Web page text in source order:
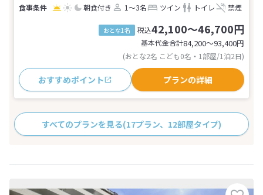
朝食付き 1～3名 ツイン トイレ 禁煙
おとな1名 税込42,100～46,700円
基本代金合計84,200〜93,400円
(おとな2名 こども0名・1部屋/1泊2日)
おすすめポイント プランの詳細
すべてのプランを見る(17プラン、12部屋タイプ)